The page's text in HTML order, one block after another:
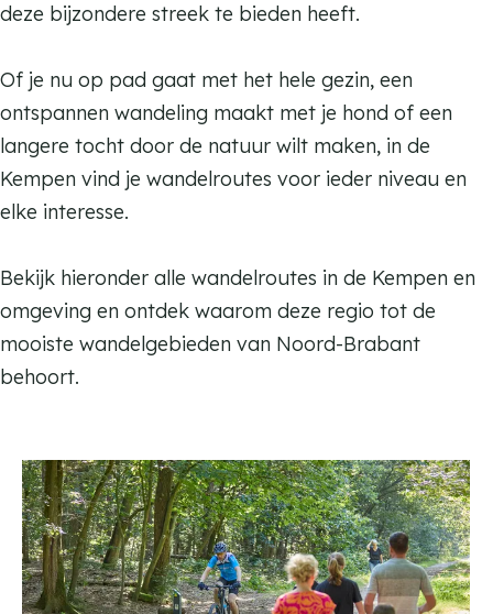
deze bijzondere streek te bieden heeft.
Of je nu op pad gaat met het hele gezin, een
ontspannen wandeling maakt met je hond of een
langere tocht door de natuur wilt maken, in de
Kempen vind je wandelroutes voor ieder niveau en
elke interesse.
Bekijk hieronder alle wandelroutes in de Kempen en
omgeving en ontdek waarom deze regio tot de
mooiste wandelgebieden van Noord-Brabant
behoort.
T
o
t
1
0